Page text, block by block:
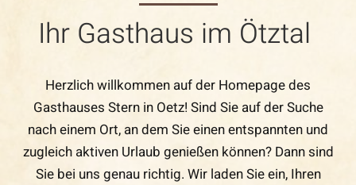
Ihr Gasthaus im Ötztal
Herzlich willkommen auf der Homepage des
Gasthauses Stern in Oetz! Sind Sie auf der Suche
nach einem Ort, an dem Sie einen entspannten und
zugleich aktiven Urlaub genießen können? Dann sind
Sie bei uns genau richtig. Wir laden Sie ein, Ihren